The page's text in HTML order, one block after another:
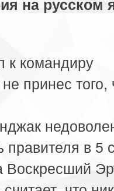
к командиру
принес того,
правителя в 5
Воскресший